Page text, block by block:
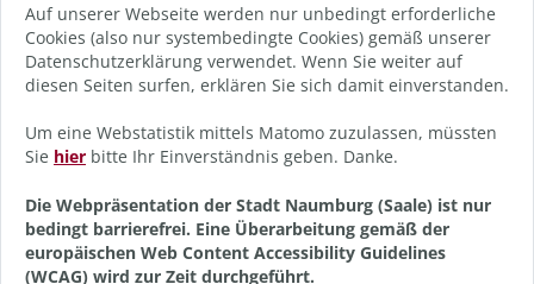
Auf unserer Webseite werden nur unbedingt erforderliche
Cookies (also nur systembedingte Cookies) gemäß unserer
Datenschutzerklärung verwendet. Wenn Sie weiter auf
diesen Seiten surfen, erklären Sie sich damit einverstanden.
Um eine Webstatistik mittels Matomo zuzulassen, müssten
Sie hier bitte Ihr Einverständnis geben. Danke.
Die Webpräsentation der Stadt Naumburg (Saale) ist nur
bedingt barrierefrei. Eine Überarbeitung gemäß der
europäischen Web Content Accessibility Guidelines
(WCAG) wird zur Zeit durchgeführt.
Erklärung zur Barrierefreiheit
Digitale Barriere melden
Impressum
Anmelden